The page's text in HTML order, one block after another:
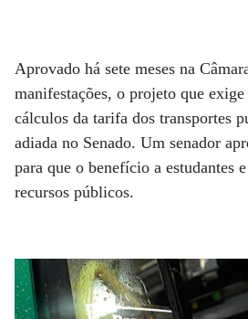
Aprovado há sete meses na
manifestações, o projeto que
cálculos da tarifa dos transportes
adiada no Senado. Um senador
para que o benefício a estudantes
recursos públicos.